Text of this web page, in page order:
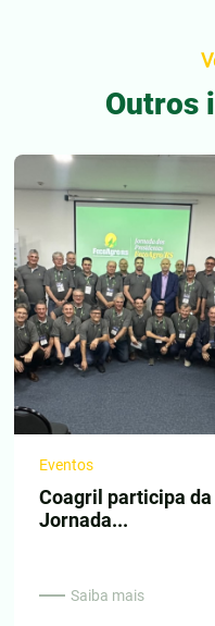
Outros
Eventos
Coagril participa da
Jornada...
Saiba mais